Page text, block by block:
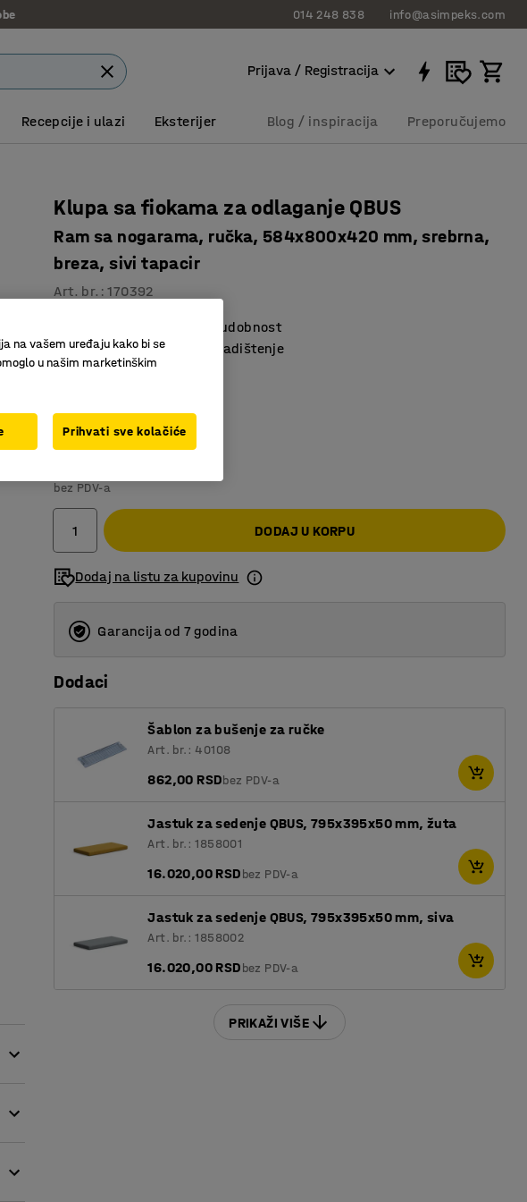
014 248 838 info@asimpeks.com
Prijava / Registracija
Recepcije i ulazi Eksterijer Blog / inspiracija Preporučujemo
i
Klupa sa fiokama za odlaganje QBUS
Ram sa nogarama, ručka, 584x800x420 mm, srebrna,
breza, sivi tapacir
Art. br. :170392
Satube jastuk za veliku udobnost
Obezbeđuje skriveno skladištenje
Deo serije QBUS
bez PDV-a
DODAJ U KORPU
Dodaj na listu za kupovinu
Garancija od 7 godina
Dodaci
Šablon za bušenje za ručke
Art. br.: 40108
862,00 RSDbez PDV-a
Jastuk za sedenje QBUS, 795x395x50 mm, žuta
Art. br.: 1858001
16.020,00 RSDbez PDV-a
Jastuk za sedenje QBUS, 795x395x50 mm, siva
Art. br.: 1858002
16.020,00 RSDbez PDV-a
PRIKAŽI VIŠE
na vašem uređaju kako bi se
u našim marketinškim
Prihvati sve kolačiće